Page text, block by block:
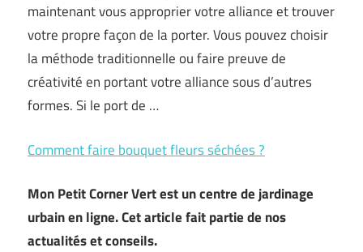
maintenant vous approprier votre alliance et trouver
votre propre façon de la porter. Vous pouvez choisir
la méthode traditionnelle ou faire preuve de
créativité en portant votre alliance sous d’autres
formes. Si le port de …
Comment faire bouquet fleurs séchées ?
Mon Petit Corner Vert est un centre de jardinage
urbain en ligne. Cet article fait partie de nos
actualités et conseils.